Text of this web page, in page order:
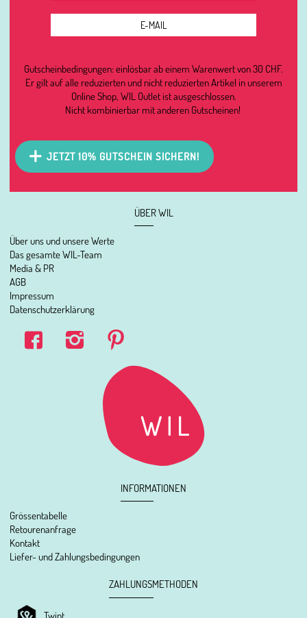
ÜBER WIL
Über uns und unsere Werte
Das gesamte WIL-Team
Media & PR
AGB
Impressum
Datenschutzerklärung
INFORMATIONEN
Grössentabelle
Retourenanfrage
Kontakt
Liefer- und Zahlungsbedingungen
ZAHLUNGSMETHODEN
Gutscheinbedingungen: einlösbar ab einem Warenwert von 30 CHF.
Er gilt auf alle reduzierten und nicht reduzierten Artikel in unserem
Online Shop, WIL Outlet ist ausgeschlossen.
Nicht kombinierbar mit anderen Gutscheinen!
JETZT 10% GUTSCHEIN SICHERN!